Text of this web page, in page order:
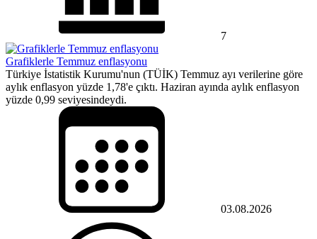
7
Grafiklerle Temmuz enflasyonu
Türkiye İstatistik Kurumu'nun (TÜİK) Temmuz ayı verilerine göre
aylık enflasyon yüzde 1,78'e çıktı. Haziran ayında aylık enflasyon
yüzde 0,99 seviyesindeydi.
03.08.2026